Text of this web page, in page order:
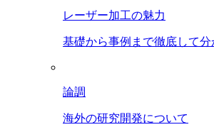
レーザー加工の魅力
基礎から事例まで徹底して分
論調
海外の研究開発について